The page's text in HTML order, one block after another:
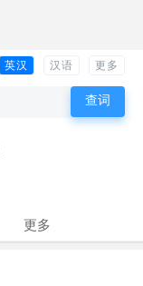
英汉 汉语 更多
更多